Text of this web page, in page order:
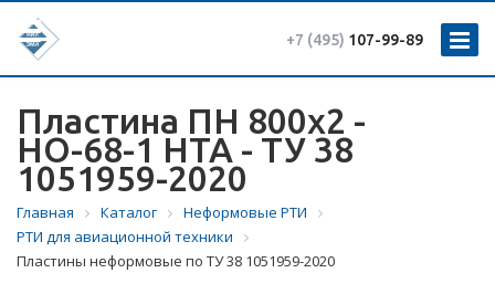
+7 (495) 107-99-89
Пластина ПН 800х2 -
НО-68-1 НТА - ТУ 38
1051959-2020
Главная Каталог
Неформовые РТИ
РТИ для авиационной техники
Пластины неформовые по ТУ 38 1051959-2020